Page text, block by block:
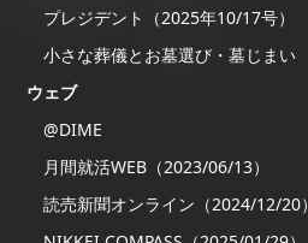
プレジデント（2025年10/17号）
小さな葬儀とお墓選び・墓じまい
ウェブ
@DIME
月間就活WEB（2023/06/13）
読売新聞オンライン（2024/12/20）